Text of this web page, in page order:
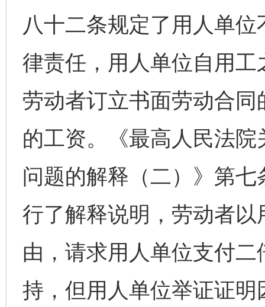
八十二条规定了用人单
律责任，用人单位自用
劳动者订立书面劳动合
的工资。《最高人民法
问题的解释（二）》第
行了解释说明，劳动者
由，请求用人单位支付
持，但用人单位举证证